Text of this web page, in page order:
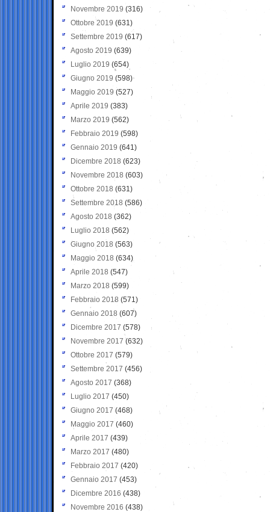
Novembre 2019 (316)
Ottobre 2019 (631)
Settembre 2019 (617)
Agosto 2019 (639)
Luglio 2019 (654)
Giugno 2019 (598)
Maggio 2019 (527)
Aprile 2019 (383)
Marzo 2019 (562)
Febbraio 2019 (598)
Gennaio 2019 (641)
Dicembre 2018 (623)
Novembre 2018 (603)
Ottobre 2018 (631)
Settembre 2018 (586)
Agosto 2018 (362)
Luglio 2018 (562)
Giugno 2018 (563)
Maggio 2018 (634)
Aprile 2018 (547)
Marzo 2018 (599)
Febbraio 2018 (571)
Gennaio 2018 (607)
Dicembre 2017 (578)
Novembre 2017 (632)
Ottobre 2017 (579)
Settembre 2017 (456)
Agosto 2017 (368)
Luglio 2017 (450)
Giugno 2017 (468)
Maggio 2017 (460)
Aprile 2017 (439)
Marzo 2017 (480)
Febbraio 2017 (420)
Gennaio 2017 (453)
Dicembre 2016 (438)
Novembre 2016 (438)